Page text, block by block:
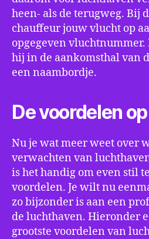
heen- als de terugweg. Bij
chauffeur jouw vlucht op
opgegeven
hij in de aankomsthal van
een naambordje.
De voordelen
Nu je wat meer weet over
verwachten van
is het handig om even stil
voordelen. Je wilt nu
zo bijzonder is aan een
de luchthaven. Hieronder
grootste voordelen van